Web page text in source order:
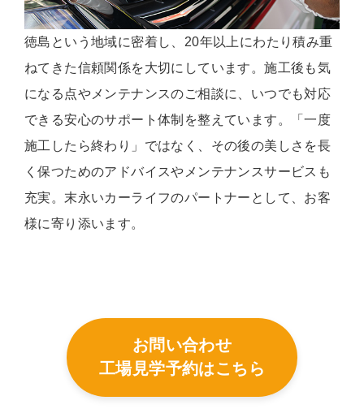
徳島という地域に密着し、20年以上にわたり積み重
ねてきた信頼関係を大切にしています。施工後も気
になる点やメンテナンスのご相談に、いつでも対応
できる安心のサポート体制を整えています。「一度
施工したら終わり」ではなく、その後の美しさを長
く保つためのアドバイスやメンテナンスサービスも
充実。末永いカーライフのパートナーとして、お客
様に寄り添います。
お問い合わせ
工場見学予約はこちら